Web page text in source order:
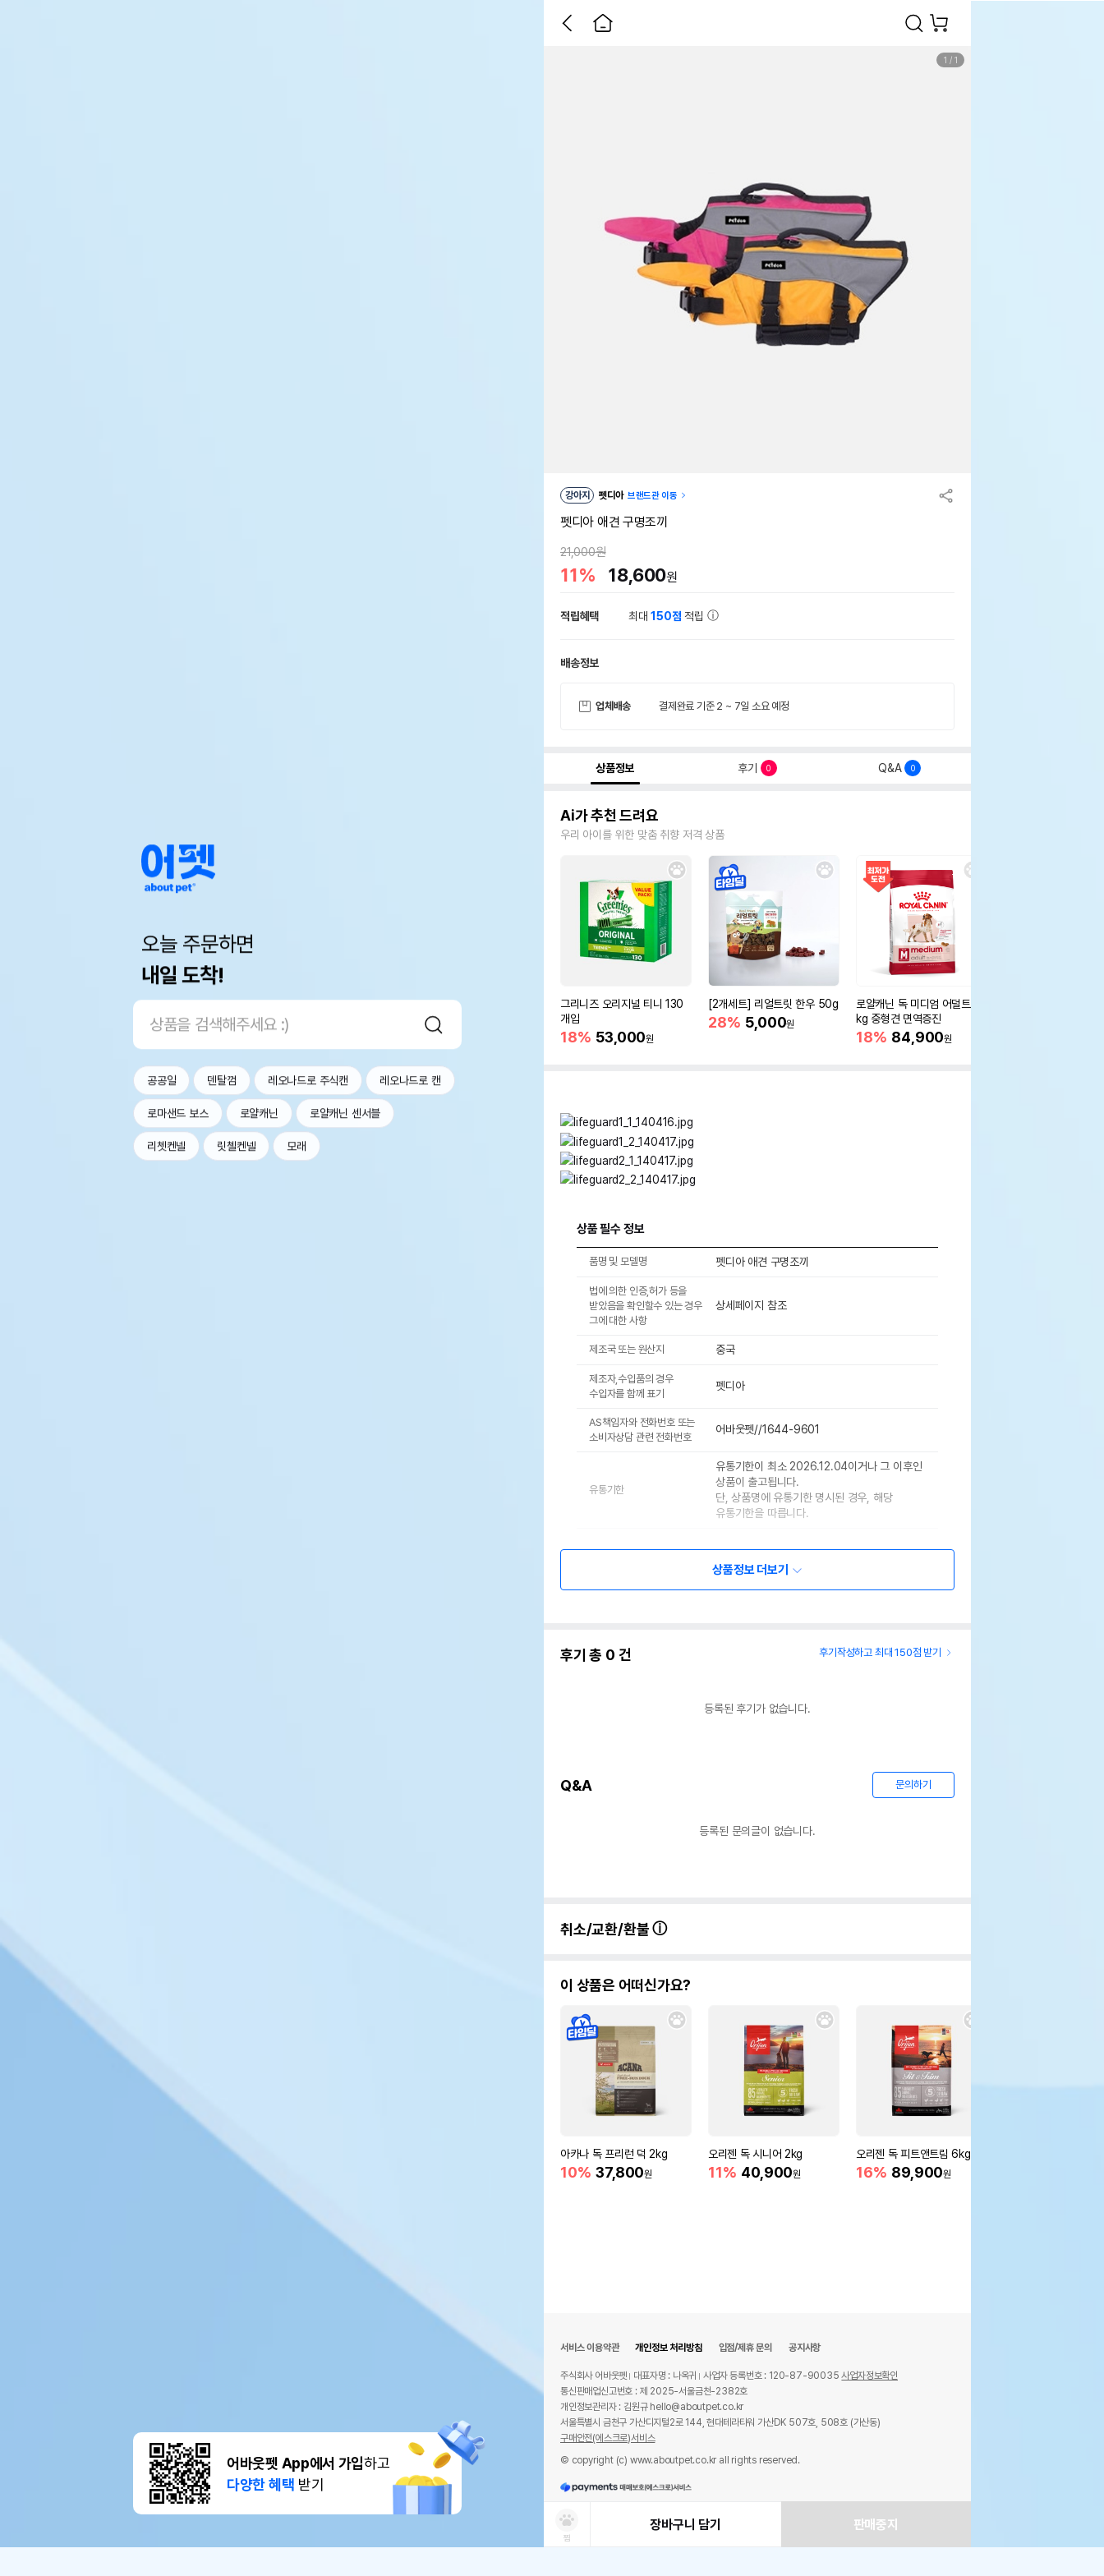
오늘 주문하면
내일 도착!
공공일 덴탈껌 레오나드로 주식캔 레오나드로 캔
로마샌드 보스 로얄캐닌 로얄캐닌 센서블
리쳇켄넬 릿첼켄넬 모래
어바웃펫 App에서 가입하고
다양한 혜택 받기
1 / 1
강아지 펫디아 브랜드관 이동
펫디아 애견 구명조끼
21,000원
11% 18,600원
적립혜택 최대150점 적립
배송정보
업체배송 결제완료 기준 2 ~ 7일 소요 예정
상품정보 후기 0 Q&A 0
Ai가 추천 드려요
우리 아이를 위한 맞춤 취향 저격 상품
그리니즈 오리지널 티니 130
개입
18% 53,000원
[2개세트] 리얼트릿 한우 50g
28% 5,000원
로얄캐닌 독 미디엄 어덜트 10
kg 중형견 면역증진
18% 84,900원
상품 필수 정보
품명 및 모델명 펫디아 애견 구명조끼
법에 의한 인증,허가 등을
받았음을 확인할수 있는 경우
그에 대한 사항
상세페이지 참조
제조국 또는 원산지 중국
제조자,수입품의 경우
수입자를 함께 표기
펫디아
AS책임자와 전화번호 또는
소비자상담 관련 전화번호
어바웃펫//1644-9601
유통기한
유통기한이 최소 2026.12.04이거나 그 이후인
상품이 출고됩니다.
단, 상품명에 유통기한 명시된 경우, 해당
유통기한을 따릅니다.
상품정보 더보기
후기 총 0 건 후기작성하고 최대 150점 받기
등록된 후기가 없습니다.
Q&A 문의하기
등록된 문의글이 없습니다.
취소/교환/환불
이 상품은 어떠신가요?
아카나 독 프리런 덕 2kg
10% 37,800원
오리젠 독 시니어 2kg
11% 40,900원
오리젠 독 피트앤트림 6kg
16% 89,900원
찜
장바구니 담기 판매중지
서비스 이용약관 개인정보 처리방침 입점/제휴 문의 공지사항
주식회사 어바웃펫 대표자명 : 나옥귀 사업자 등록번호 : 120-87-90035사업자정보확인
통신판매업신고번호 : 제 2025-서울금천-2382호
개인정보관리자 : 김원규 hello@aboutpet.co.kr
서울특별시 금천구 가산디지털2로 144, 현대테라타워 가산DK 507호, 508호 (가산동)
구매안전(에스크로)서비스
© copyright (c) www.aboutpet.co.kr all rights reserved.